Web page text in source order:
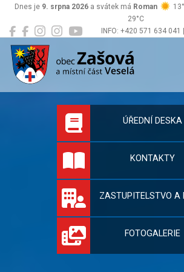
INFO: +420 571 634 041 |
Dnes je 9. srpna 2026 a svátek má Roman
29°C
Zašová
OficiálníÚŘEDNÍ DESKA
KONTAKTY
ZASTUPITELSTVO A
FOTOGALERIE